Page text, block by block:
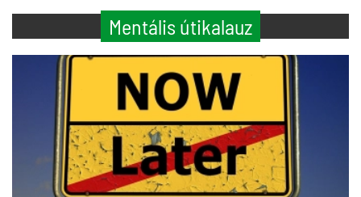
Mentális útikalauz